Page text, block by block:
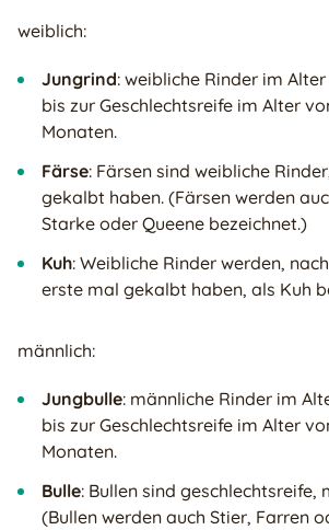
weiblich:
Jungrind: weibliche Rinder im
bis zur Geschlechtsreife im Alter
Monaten.
Färse: Färsen sind weibliche
gekalbt haben. (Färsen werden
Starke oder Queene bezeichnet.)
Kuh: Weibliche Rinder werden,
erste mal gekalbt haben, als Kuh
männlich:
Jungbulle: männliche Rinder im
bis zur Geschlechtsreife im Alter
Monaten.
Bulle: Bullen sind geschlechtsreife,
(Bullen werden auch Stier, Farren